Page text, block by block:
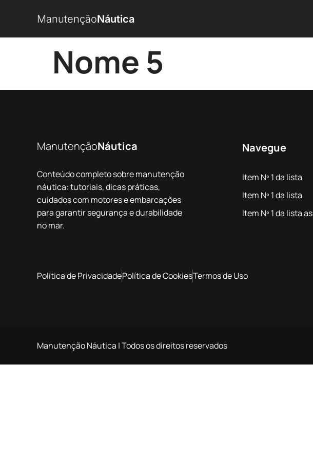
ManutençãoNáutica
Nome 5
ManutençãoNáutica
Conteúdo completo sobre manutenção
náutica: tutoriais, dicas práticas,
cuidados com motores e embarcações
para garantir segurança e durabilidade
no mar.
Navegue
Item Nº 1 da lista
Item Nº 1 da lista
Item Nº 1 da lista as
Política de PrivacidadePolítica de CookiesTermos de Uso
Manutenção Náutica | Todos os direitos reservados